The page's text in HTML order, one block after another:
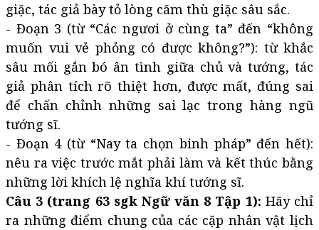
giặc, tác giả bày tỏ lòng căm thù giặc sâu sắc.
- Đoạn 3 (từ “Các ngươi ở cùng ta” đến “không
muốn vui vẻ phỏng có được không?”): từ khắc
sâu mối gắn bó ân tình giữa chủ và tướng, tác
giả phân tích rõ thiệt hơn, được mất, đúng sai
để chấn chỉnh những sai lạc trong hàng ngũ
tướng sĩ.
- Đoạn 4 (từ “Nay ta chọn binh pháp” đến hết):
nêu ra việc trước mắt phải làm và kết thúc bằng
những lời khích lệ nghĩa khí tướng sĩ.
Câu 3 (trang 63 sgk Ngữ văn 8 Tập 1): Hãy chỉ
ra những điểm chung của các cặp nhân vật lịch